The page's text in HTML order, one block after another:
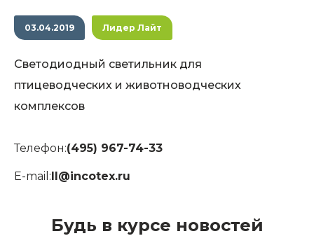
03.04.2019 Лидер Лайт
Светодиодный светильник для
птицеводческих и животноводческих
комплексов
Телефон:(495) 967-74-33
E-mail:ll@incotex.ru
Будь в курсе новостей